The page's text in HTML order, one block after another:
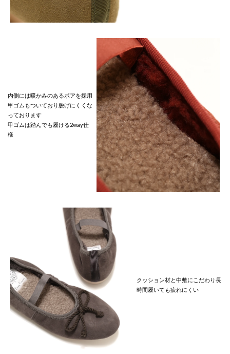
内側には暖かみのあるボアを採用
甲ゴムもついており脱げにくくな
っております
甲ゴムは踏んでも履ける2way仕
様
クッション材と中敷にこだわり長
時間履いても疲れにくい